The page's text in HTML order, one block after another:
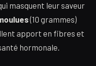
masquent leur saveur
(10 grammes)
apport en fibres et
hormonale.